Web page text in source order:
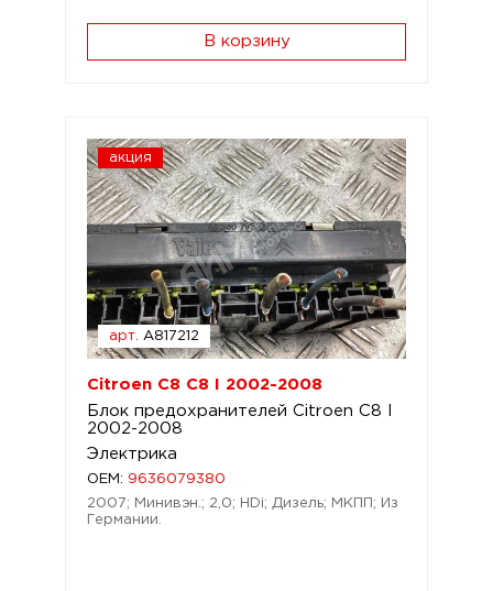
В корзину
акция
арт. A817212
Citroen C8 C8 I 2002-2008
Блок предохранителей Citroen C8 I
2002-2008
Электрика
OEM: 9636079380
2007; Минивэн.; 2,0; HDi; Дизель; МКПП; Из
Германии.